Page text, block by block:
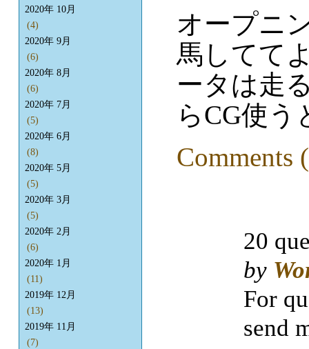
オープニ
馬してて
ータは走
らCG使
Comments
2020年 10月
(4)
2020年 9月
(6)
2020年 8月
(6)
2020年 7月
(5)
2020年 6月
(8)
2020年 5月
(5)
2020年 3月
(5)
2020年 2月
(6)
2020年 1月
(11)
2019年 12月
(13)
2019年 11月
(7)
20
by
For
send